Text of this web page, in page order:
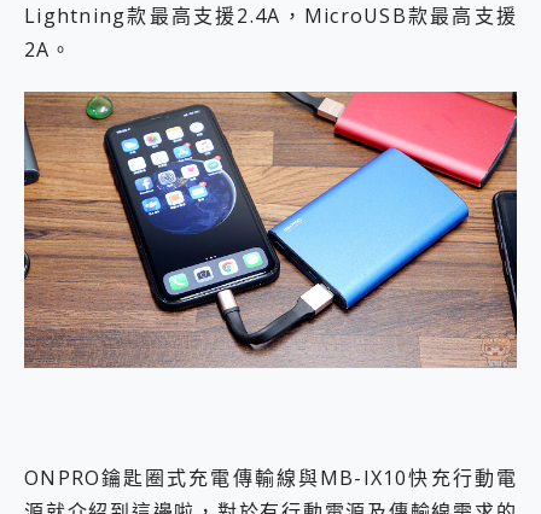
Lightning款最高支援2.4A，MicroUSB款最高支援
2A。
ONPRO鑰匙圈式充電傳輸線與MB-IX10快充行動電